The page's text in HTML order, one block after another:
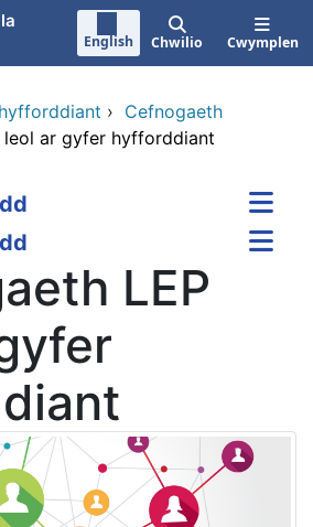
English Chwilio Cwymplen
› Cefnogaeth
leol ar gyfer hyfforddiant
LEP